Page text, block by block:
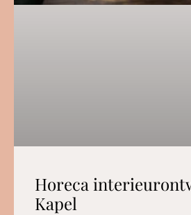
Horeca
Kapel